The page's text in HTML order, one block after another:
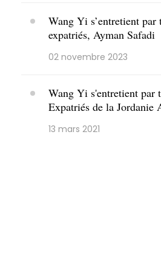
Wang Yi s’entretient
expatriés, Ayman Safadi
02 novembre 2023
Wang Yi s'entretient par
Expatriés de la Jordanie
13 mars 2021